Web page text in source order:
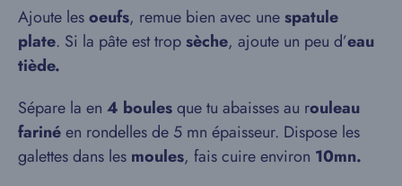
Ajoute lesoeufs, remue bien avec unespatule
plate. Si la pâte est tropsèche, ajoute un peu d’eau
tiède.
Sépare la en 4 boulesque tu abaisses au rouleau
farinéen rondelles de 5 mn épaisseur. Dispose les
galettes dans les moules, fais cuire environ 10mn.